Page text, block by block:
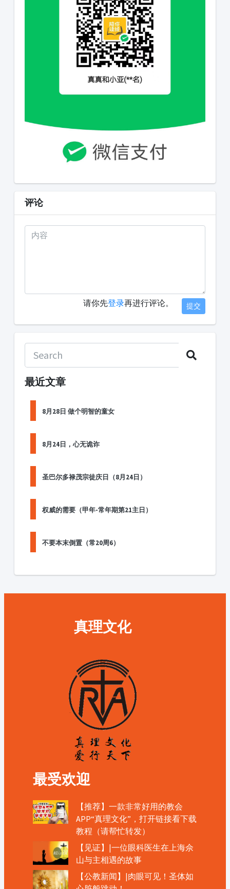
评论
请你先登录再进行评论。 提交
最近文章
8月28日 做个明智的童女
8月24日，心无诡诈
圣巴尔多禄茂宗徒庆日（8月24日）
权威的需要（甲年-常年期第21主日）
不要本末倒置（常20周6）
真理文化
最受欢迎
【推荐】一款非常好用的教会
APP“真理文化”，打开链接看下载
教程（请帮忙转发）
【见证】|一位眼科医生在上海佘
山与主相遇的故事
【公教新闻】|肉眼可见！圣体如